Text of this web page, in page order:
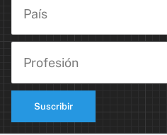
Suscribir